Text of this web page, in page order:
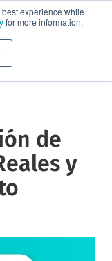
experience while
for more information.
demo
de
y